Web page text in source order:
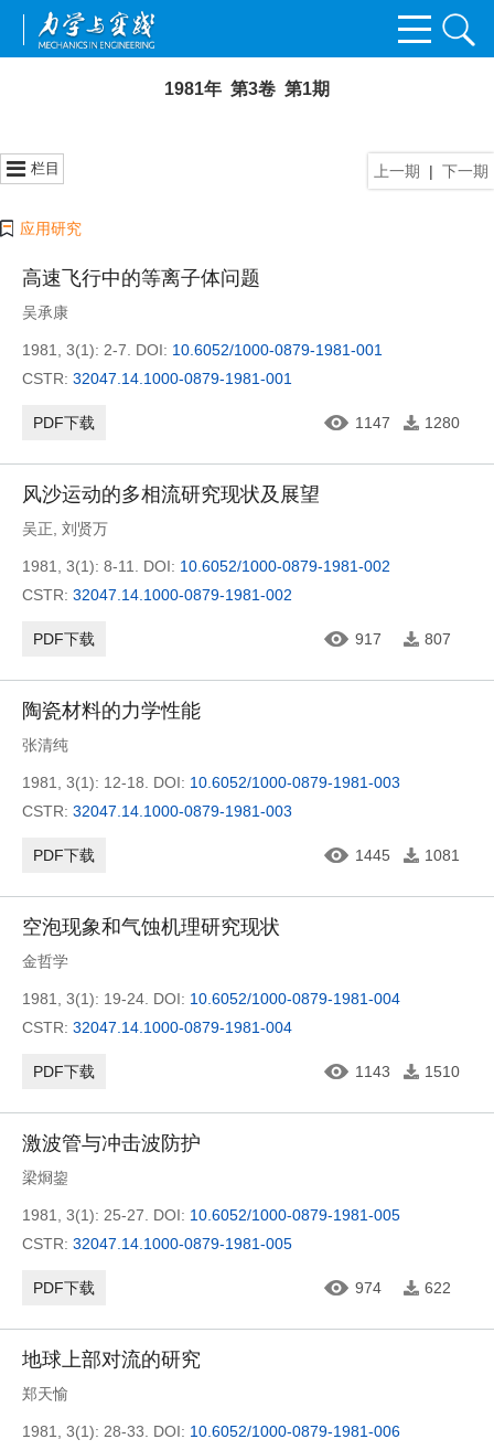
1981年 第3卷 第1期
上一期 | 下一期
栏目
应用研究
高速飞行中的等离子体问题
吴承康
1981, 3(1): 2-7. DOI: 10.6052/1000-0879-1981-001
CSTR: 32047.14.1000-0879-1981-001
PDF下载 1147 1280
风沙运动的多相流研究现状及展望
吴正 刘贤万
1981, 3(1): 8-11. DOI: 10.6052/1000-0879-1981-002
CSTR: 32047.14.1000-0879-1981-002
PDF下载 917 807
陶瓷材料的力学性能
张清纯
1981, 3(1): 12-18. DOI: 10.6052/1000-0879-1981-003
CSTR: 32047.14.1000-0879-1981-003
PDF下载 1445 1081
空泡现象和气蚀机理研究现状
金哲学
1981, 3(1): 19-24. DOI: 10.6052/1000-0879-1981-004
CSTR: 32047.14.1000-0879-1981-004
PDF下载 1143 1510
激波管与冲击波防护
梁烱鋆
1981, 3(1): 25-27. DOI: 10.6052/1000-0879-1981-005
CSTR: 32047.14.1000-0879-1981-005
PDF下载 974 622
地球上部对流的研究
郑天愉
1981, 3(1): 28-33. DOI: 10.6052/1000-0879-1981-006